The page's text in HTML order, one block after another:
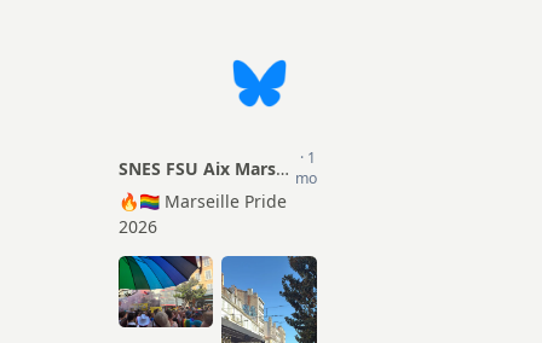
Agrégés
CPE
Psy-EN
Matériel pour les S1
Conseils Académiques et
Elections professionnelles